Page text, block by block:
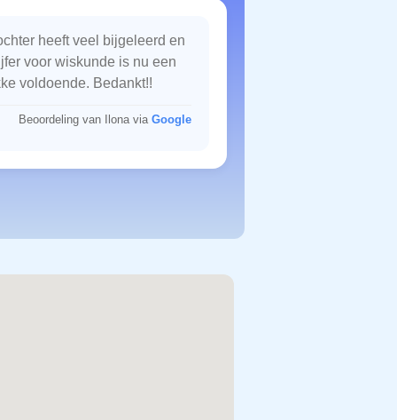
heeft veel bijgeleerd en
voor wiskunde is nu een
voldoende. Bedankt!!
Beoordeling van Ilona via Google